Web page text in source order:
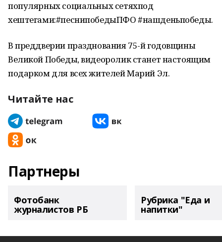
популярных социальных сетяхпод
хештегами:#песнипобедыПФО #нашденьпобеды.
В преддверии празднования 75-й годовщины
Великой Победы, видеоролик станет настоящим
подарком для всех жителей Марий Эл.
Читайте нас
Партнеры
Фотобанк
журналистов РБ
Рубрика "Еда и
напитки"